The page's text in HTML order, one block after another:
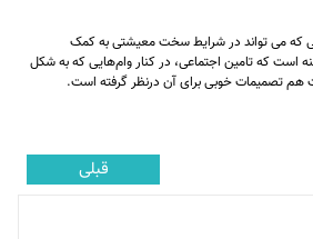
که می تواند در شرایط سخت معیشتی به کمک
است که تامین اجتماعی، در کنار وام‌هایی که به شکل
تصمیمات خوبی برای آن درنظر گرفته است.
قبلی